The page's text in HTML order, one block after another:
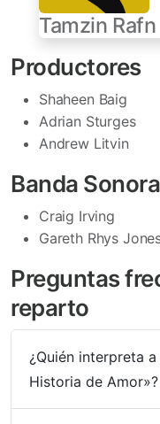
Tamzin Rafn
Productores
Shaheen Baig
Adrian Sturges
Andrew Litvin
Banda Sonora
Craig Irving
Gareth Rhys
Preguntas
reparto
¿Quién interpreta
Historia de Amor»?